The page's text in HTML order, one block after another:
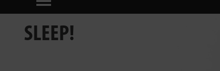
TECNOLOGÍA
SLEEP!